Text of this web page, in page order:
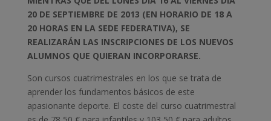
20 DE SEPTIEMBRE DE 2013 (EN HORARIO DE 18 A
20 HORAS EN LA SEDE FEDERATIVA), SE
REALIZARÁN LAS INSCRIPCIONES DE LOS NUEVOS
ALUMNOS QUE QUIERAN INCORPORARSE.
Son cursos cuatrimestrales en los que se trata de
aprender los fundamentos básicos de este
apasionante deporte. El coste del curso cuatrimestral